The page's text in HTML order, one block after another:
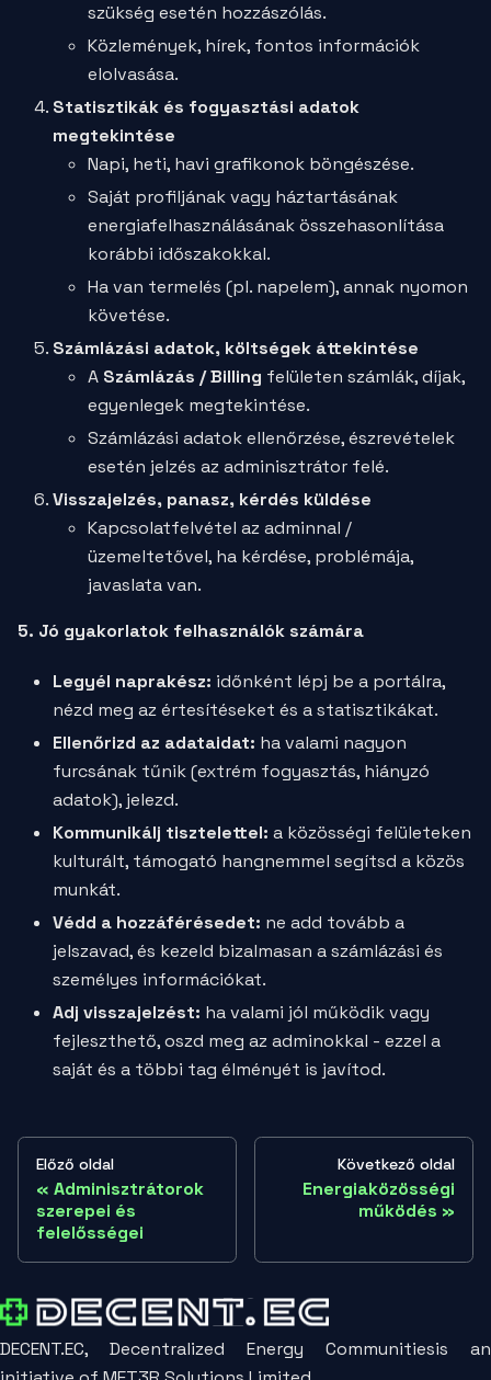
szükség esetén hozzászólás.
Közlemények, hírek, fontos információk
elolvasása.
Statisztikák és fogyasztási adatok
megtekintése
Napi, heti, havi grafikonok böngészése.
Saját profiljának vagy háztartásának
energiafelhasználásának összehasonlítása
korábbi időszakokkal.
Ha van termelés (pl. napelem), annak nyomon
követése.
Számlázási adatok, költségek áttekintése
A Számlázás / Billing felületen számlák, díjak,
egyenlegek megtekintése.
Számlázási adatok ellenőrzése, észrevételek
esetén jelzés az adminisztrátor felé.
Visszajelzés, panasz, kérdés küldése
Kapcsolatfelvétel az adminnal /
üzemeltetővel, ha kérdése, problémája,
javaslata van.
5. Jó gyakorlatok felhasználók számára
Legyél naprakész: időnként lépj be a portálra,
nézd meg az értesítéseket és a statisztikákat.
Ellenőrizd az adataidat: ha valami nagyon
furcsának tűnik (extrém fogyasztás, hiányzó
adatok), jelezd.
Kommunikálj tisztelettel: a közösségi felületeken
kulturált, támogató hangnemmel segítsd a közös
munkát.
Védd a hozzáférésedet: ne add tovább a
jelszavad, és kezeld bizalmasan a számlázási és
személyes információkat.
Adj visszajelzést: ha valami jól működik vagy
fejleszthető, oszd meg az adminokkal - ezzel a
saját és a többi tag élményét is javítod.
Előző oldal
Adminisztrátorok
szerepei és
felelősségei
Következő oldal
Energiaközösségi
működés
DECENT.EC, Decentralized Energy Communitiesis an